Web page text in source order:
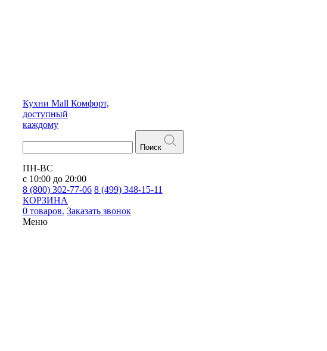
Кухни Mall Комфорт,
доступный
каждому
Поиск
ПН-ВС
с 10:00 до 20:00
8 (800) 302-77-06 8 (499) 348-15-11
КОРЗИНА
0 товаров. Заказать звонок
Меню